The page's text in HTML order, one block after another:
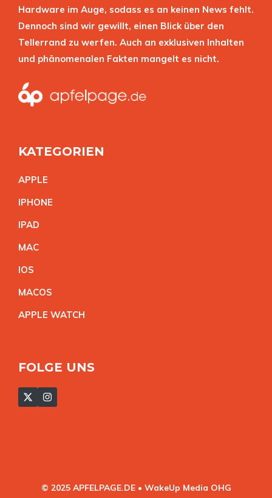
Hardware im Auge, sodass es an keinen News fehlt.
Dennoch sind wir gewillt, einen Blick über den
Tellerrand zu werfen. Auch an exklusiven Inhalten
und phänomenalen Fakten mangelt es nicht.
KATEGORIEN
APPLE
IPHONE
IPAD
MAC
IOS
MACOS
APPLE WATCH
FOLGE UNS
© 2025 APFELPAGE.DE • WakeUp Media OHG